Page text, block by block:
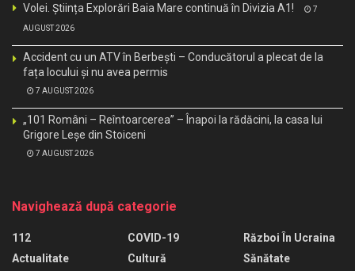
Volei. Știința Explorări Baia Mare continuă în Divizia A1! 7
AUGUST 2026
Accident cu un ATV în Berbești – Conducătorul a plecat de la
fața locului și nu avea permis
7 AUGUST 2026
„101 Români – Reîntoarcerea” – Înapoi la rădăcini, la casa lui
Grigore Leșe din Stoiceni
7 AUGUST 2026
Navighează după categorie
112
Actualitate
COVID-19
Cultură
Război În Ucraina
Sănătate